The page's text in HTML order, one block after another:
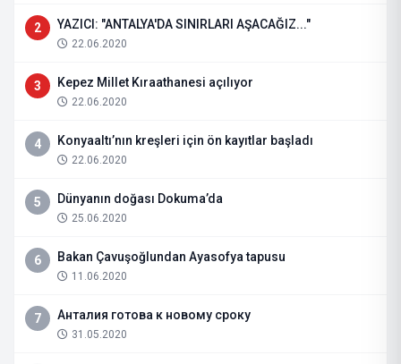
2 YAZICI: "ANTALYA'DA SINIRLARI AŞACAĞIZ..."
22.06.2020
3 Kepez Millet Kıraathanesi açılıyor
22.06.2020
4 Konyaaltı’nın kreşleri için ön kayıtlar başladı
22.06.2020
5 Dünyanın doğası Dokuma’da
25.06.2020
6 Bakan Çavuşoğlundan Ayasofya tapusu
11.06.2020
7 Анталия готова к новому сроку
31.05.2020